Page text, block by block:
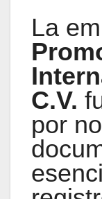
La
C.V.
por